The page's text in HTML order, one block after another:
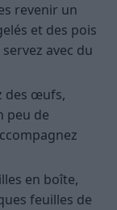
revenir un
et des pois
avec du
des œufs,
peu de
en boîte,
feuilles de